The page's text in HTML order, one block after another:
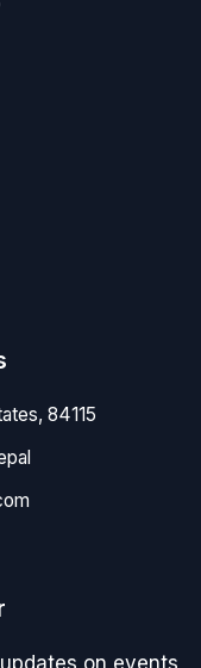
84115
on events